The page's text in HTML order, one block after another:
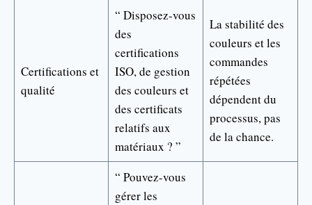
Certifications et
qualité
“ Disposez-vous
des
certifications
ISO, de gestion
des couleurs et
des certificats
relatifs aux
matériaux ? ”
La stabilité des
couleurs et les
commandes
répétées
dépendent du
processus, pas
de la chance.
“ Pouvez-vous
gérer les